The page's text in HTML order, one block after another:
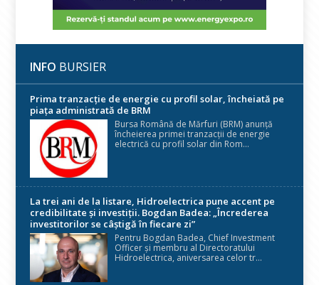
INFO BURSIER
Prima tranzacție de energie cu profil solar, încheiată pe
piața administrată de BRM
Bursa Română de Mărfuri (BRM) anunță
încheierea primei tranzacții de energie
electrică cu profil solar din Rom...
La trei ani de la listare, Hidroelectrica pune accent pe
credibilitate și investiții. Bogdan Badea: „Încrederea
investitorilor se câștigă în fiecare zi”
Pentru Bogdan Badea, Chief Investment
Officer și membru al Directoratului
Hidroelectrica, aniversarea celor tr...